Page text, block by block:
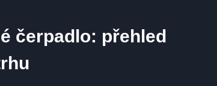
čerpadlo: přehled